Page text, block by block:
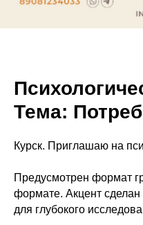
Тема:
Курск. Приглашаю на
Предусмотрен формат
формате. Акцент сделан
для глубокого